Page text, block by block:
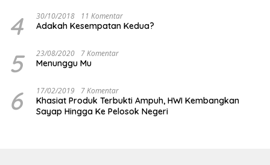
4 30/10/2018 11 Komentar
Adakah Kesempatan Kedua?
5 23/08/2020 7 Komentar
Menunggu Mu
6 17/02/2019 7 Komentar
Khasiat Produk Terbukti Ampuh, HWI Kembangkan
Sayap Hingga Ke Pelosok Negeri